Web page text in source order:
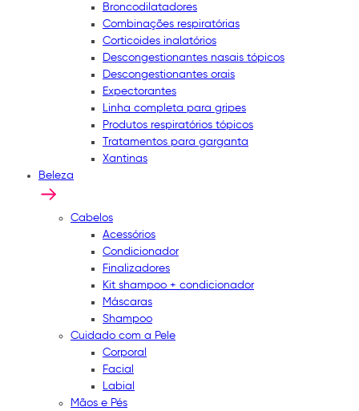
Broncodilatadores
Combinações respiratórias
Corticoides inalatórios
Descongestionantes nasais tópicos
Descongestionantes orais
Expectorantes
Linha completa para gripes
Produtos respiratórios tópicos
Tratamentos para garganta
Xantinas
Beleza
Cabelos
Acessórios
Condicionador
Finalizadores
Kit shampoo + condicionador
Máscaras
Shampoo
Cuidado com a Pele
Corporal
Facial
Labial
Mãos e Pés